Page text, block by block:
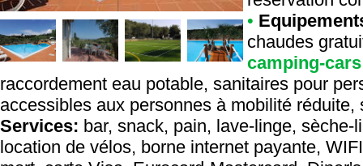
•
chaudes
camping-cars
raccordement eau potable, sanitaires pour
accessibles aux personnes à mobilité
Services: bar, snack, pain, lave-linge,
location de vélos, borne internet payante,